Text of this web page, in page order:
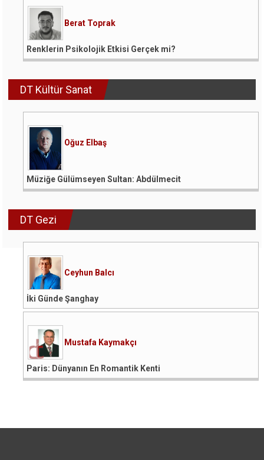
Berat Toprak
Renklerin Psikolojik Etkisi Gerçek mi?
DT Kültür Sanat
Oğuz Elbaş
Müziğe Gülümseyen Sultan: Abdülmecit
DT Gezi
Ceyhun Balcı
İki Günde Şanghay
Mustafa Kaymakçı
Paris: Dünyanın En Romantik Kenti